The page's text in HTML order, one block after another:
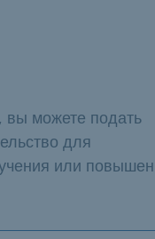
вы можете подать
для
или